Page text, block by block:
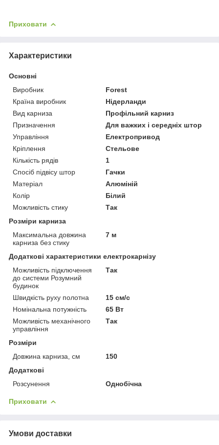
Приховати
Характеристики
Основні
Виробник
Forest
Країна виробник
Нідерланди
Вид карниза
Профільний карниз
Призначення
Для важких і середніх штор
Управління
Електропривод
Кріплення
Стельове
Кількість рядів
1
Спосіб підвісу штор
Гачки
Матеріал
Алюміній
Колір
Білий
Можливість стику
Так
Розміри карниза
Максимальна довжина
карниза без стику
7 м
Додаткові характеристики електрокарнізу
Можливість підключення
до системи Розумний
будинок
Так
Швидкість руху полотна
15 см/с
Номінальна потужність
65 Вт
Можливість механічного
управління
Так
Розміри
Довжина карниза, см
150
Додаткові
Розсунення
Однобічна
Приховати
Умови доставки